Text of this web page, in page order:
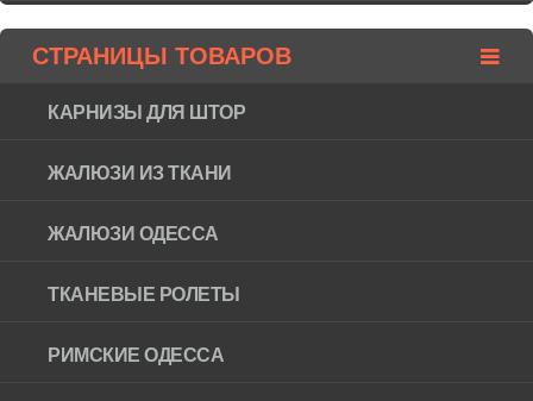
СТРАНИЦЫ ТОВАРОВ
КАРНИЗЫ ДЛЯ ШТОР
ЖАЛЮЗИ ИЗ ТКАНИ
ЖАЛЮЗИ ОДЕССА
ТКАНЕВЫЕ РОЛЕТЫ
РИМСКИЕ ОДЕССА